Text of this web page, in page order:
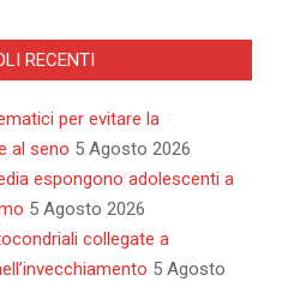
RECENTI
per evitare la
al seno 5 Agosto 2026
espongono adolescenti a
5 Agosto 2026
collegate a
5 Agosto